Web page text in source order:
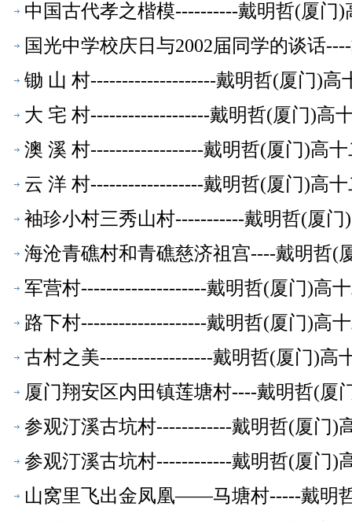
中国古代孝之楷模----------戴明哲(厦门
国光中学校庆日与2002届同学的谈话
锄 山 村--------------------戴明哲(厦门)高
大 宅 村-------------------戴明哲(厦门)高
澳 溪 村------------------戴明哲(厦门)高
云 洋 村------------------戴明哲(厦门)高
袖珍小村三秀山村-----------戴明哲(厦
海沧青礁村和青礁慈济祖宫----戴明哲(
军营村--------------------戴明哲(厦门)高
路下村--------------------戴明哲(厦门)高
古村之美------------------戴明哲(厦门)高
厦门翔安区内田镇莲塘村----戴明哲(厦
参观汀溪古坑村------------戴明哲(厦门)
参观汀溪古坑村------------戴明哲(厦门)
山窝里飞出金凤凰——马塘村-----戴明